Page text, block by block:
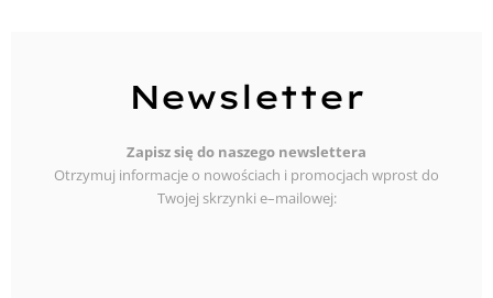
Newsletter
Zapisz się do naszego newslettera
Otrzymuj informacje o nowościach i promocjach wprost do
Twojej skrzynki e–mailowej: